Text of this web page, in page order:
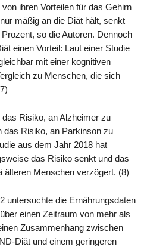
ihren Vorteilen für das Gehirn
mäßig an die Diät hält, senkt
so die Autoren. Dennoch
einen Vorteil: Laut einer Studie
mit einer kognitiven
zu Menschen, die sich
Risiko, an Alzheimer zu
das Risiko, an Parkinson zu
aus dem Jahr 2018 hat
das Risiko senkt und das
älteren Menschen verzögert. (8)
untersuchte die Ernährungsdaten
einen Zeitraum von mehr als
Zusammenhang zwischen
Diät und einem geringeren